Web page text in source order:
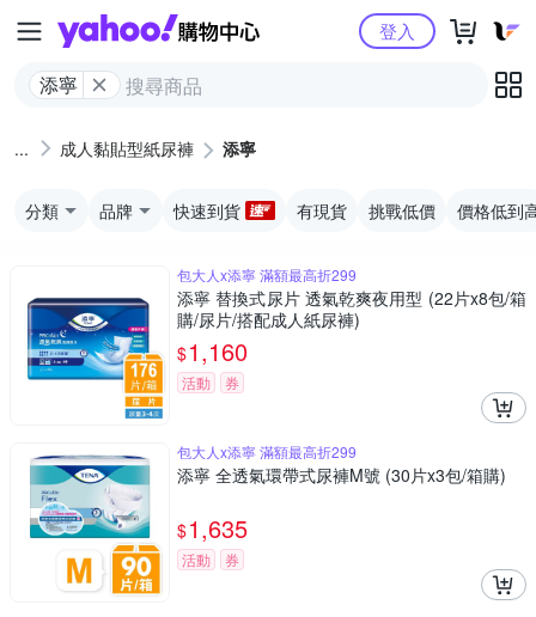
Yahoo購物中心
添寧
登入
成人黏貼型紙尿褲 添寧
分類 品牌 快速到貨 有現貨 挑戰低價 價格低到
包大人x添寧 滿額最高折299
添寧 替換式尿片 透氣乾爽夜用型 (22片x8包/箱
購/尿片/搭配成人紙尿褲)
$1,160
活動 券
包大人x添寧 滿額最高折299
添寧 全透氣環帶式尿褲M號 (30片x3包/箱購)
$1,635
活動 券